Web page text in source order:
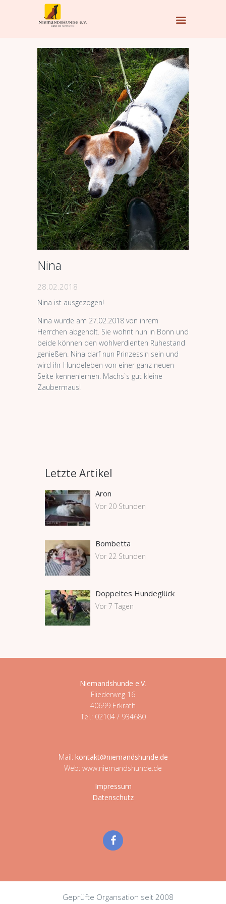
Nina
28.02.2018
Nina ist ausgezogen!
Nina wurde am 27.02.2018 von ihrem
Herrchen abgeholt. Sie wohnt nun in Bonn und
beide können den wohlverdienten Ruhestand
genießen. Nina darf nun Prinzessin sein und
wird ihr Hundeleben von einer ganz neuen
Seite kennenlernen. Machs`s gut kleine
Zaubermaus!
Letzte Artikel
Aron
Vor 20 Stunden
Bombetta
Vor 22 Stunden
Doppeltes Hundeglück
Vor 7 Tagen
Niemandshunde e.V.
Fliederweg 16
40699 Erkrath
Tel.: 02104 / 934680
Mail: kontakt@niemandshunde.de
Web: www.niemandshunde.de
Impressum
Datenschutz
Geprüfte Organsation seit 2008